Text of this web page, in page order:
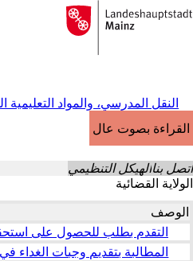
الانتقال إلى المحتوى
إلى
الصفحة
النقل المدرسي، والمواد
القراءة بصوت عالٍ
اتصل بناالهيكل التنظيمي
الولاية القضائية
الوصف
التقدم بطلب للحصول على
المطالبة بتقديم وجبات الغداء